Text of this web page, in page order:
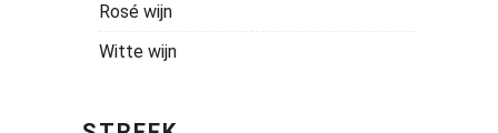
Rosé wijn
Witte wijn